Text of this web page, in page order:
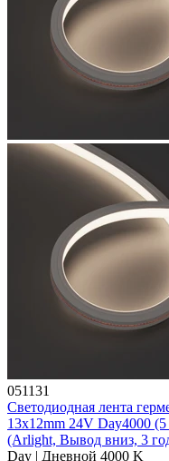
051131
Светодиодная лента
13x12mm 24V Day4000
(Arlight, Вывод вниз, 3
Day | Дневной 4000 K